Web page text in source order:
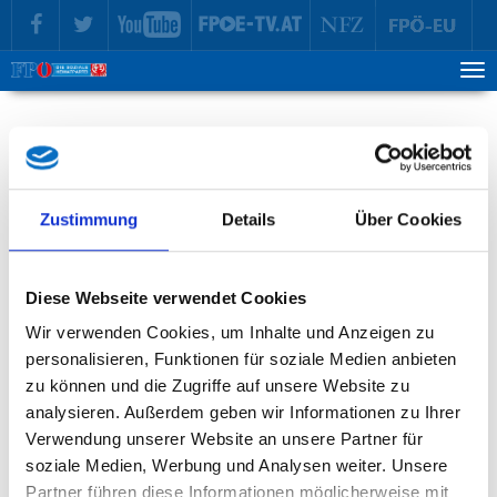
Zustimmung Details Über Cookies
Diese Webseite verwendet Cookies
Wir verwenden Cookies, um Inhalte und Anzeigen zu
personalisieren, Funktionen für soziale Medien anbieten
zu können und die Zugriffe auf unsere Website zu
analysieren. Außerdem geben wir Informationen zu Ihrer
Verwendung unserer Website an unsere Partner für
soziale Medien, Werbung und Analysen weiter. Unsere
Partner führen diese Informationen möglicherweise mit
zur Hauptnavigation springen
zum Inhalt springen
FPÖ-Bezirkspartei Kufstein
Bezirksparteiobmann
Bezirksparteiobmann Kufstein
Email:andreas.gang(at)fpoe.tirol
Neuigkeiten
Gang: „Mattle darf nicht tatenlos zusehen.“
29. Juli 2026 |Landtag